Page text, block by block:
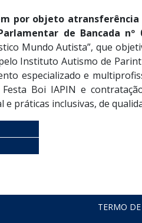
por objeto atransferência
de Bancada nº
Mundo Autista”, que
Instituto Autismo de
especializado e
Boi IAPIN e
práticas inclusivas, de
TERMO